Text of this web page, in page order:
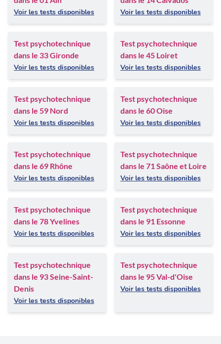
Voir les tests disponibles
Voir les tests disponibles
Test psychotechnique
dans le 33 Gironde
Voir les tests disponibles
Test psychotechnique
dans le 45 Loiret
Voir les tests disponibles
Test psychotechnique
dans le 59 Nord
Voir les tests disponibles
Test psychotechnique
dans le 60 Oise
Voir les tests disponibles
Test psychotechnique
dans le 69 Rhône
Voir les tests disponibles
Test psychotechnique
dans le 71 Saône et Loire
Voir les tests disponibles
Test psychotechnique
dans le 78 Yvelines
Voir les tests disponibles
Test psychotechnique
dans le 91 Essonne
Voir les tests disponibles
Test psychotechnique
dans le 93 Seine-Saint-
Denis
Voir les tests disponibles
Test psychotechnique
dans le 95 Val-d'Oise
Voir les tests disponibles